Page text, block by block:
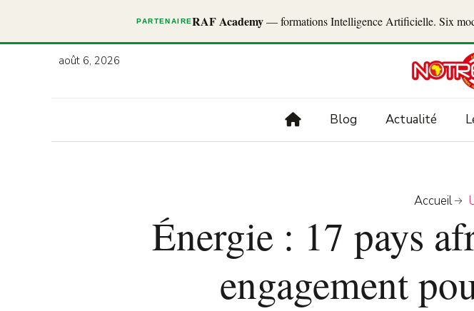
PARTENAIRERAF Academy— formations Intelligence Artificielle. Six
août 6, 2026
Blog Actualité
Accueil
Énergie : 17 pays
engagement